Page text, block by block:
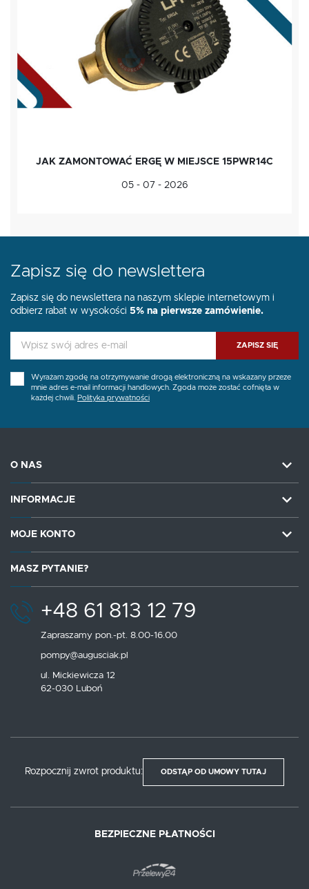
JAK ZAMONTOWAĆ ERGĘ W MIEJSCE 15PWR14C
05 - 07 - 2026
Zapisz się do newslettera
Zapisz się do newslettera na naszym sklepie internetowym i
odbierz rabat w wysokości 5% na pierwsze zamówienie.
ZAPISZ SIĘ
Wyrażam zgodę na otrzymywanie drogą elektroniczną na wskazany przeze
mnie adres e-mail informacji handlowych. Zgoda może zostać cofnięta w
każdej chwili. Polityka prywatności
O NAS
INFORMACJE
MOJE KONTO
MASZ PYTANIE?
+48 61 813 12 79
Zapraszamy pon.-pt. 8.00-16.00
pompy@augusciak.pl
ul. Mickiewicza 12
62-030 Luboń
Rozpocznij zwrot produktu: ODSTĄP OD UMOWY TUTAJ
BEZPIECZNE PŁATNOŚCI